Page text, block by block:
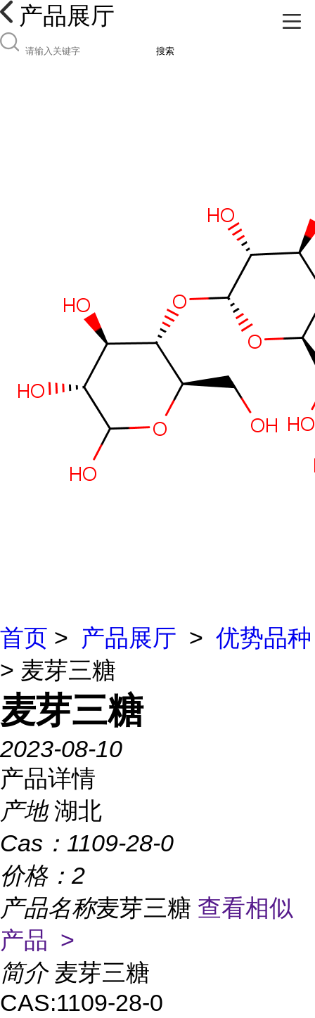
产品展厅
搜索
首页 > 产品展厅 > 优势品种
> 麦芽三糖
麦芽三糖
2023-08-10
产品详情
产地 湖北
Cas： 1109-28-0
价格： 2
产品名称麦芽三糖 查看相似
产品 >
简介 麦芽三糖
CAS:1109-28-0